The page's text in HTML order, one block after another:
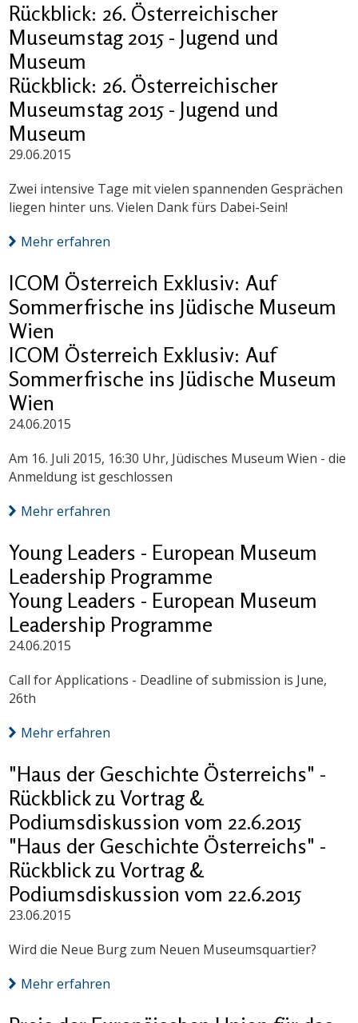
Rückblick: 26. Österreichischer
Museumstag 2015 - Jugend und
Museum
Rückblick: 26. Österreichischer
Museumstag 2015 - Jugend und
Museum
29.06.2015
Zwei intensive Tage mit vielen spannenden Gesprächen
liegen hinter uns. Vielen Dank fürs Dabei-Sein!
Mehr erfahren
ICOM Österreich Exklusiv: Auf
Sommerfrische ins Jüdische Museum
Wien
ICOM Österreich Exklusiv: Auf
Sommerfrische ins Jüdische Museum
Wien
24.06.2015
Am 16. Juli 2015, 16:30 Uhr, Jüdisches Museum Wien - die
Anmeldung ist geschlossen
Mehr erfahren
Young Leaders - European Museum
Leadership Programme
Young Leaders - European Museum
Leadership Programme
24.06.2015
Call for Applications - Deadline of submission is June,
26th
Mehr erfahren
"Haus der Geschichte Österreichs" -
Rückblick zu Vortrag &
Podiumsdiskussion vom 22.6.2015
"Haus der Geschichte Österreichs" -
Rückblick zu Vortrag &
Podiumsdiskussion vom 22.6.2015
23.06.2015
Wird die Neue Burg zum Neuen Museumsquartier?
Mehr erfahren